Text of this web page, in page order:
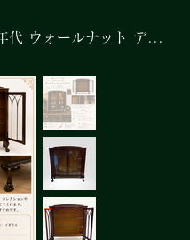
英国アンティーク家具 1930年代 ウォールナット ディスプレイキャビネット#3508